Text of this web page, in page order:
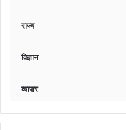
राज्य
विज्ञान
व्यापार